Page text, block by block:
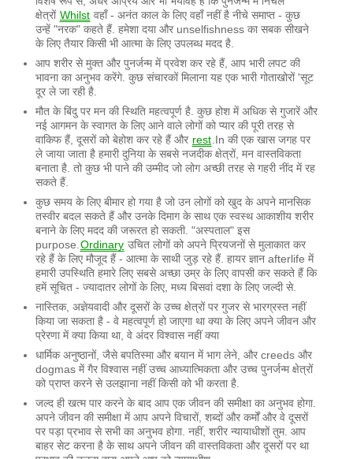
क्षेत्रों Whilst वहाँ - अनंत काल के लिए वहाँ नहीं है नीचे समाप्त - कुछ
उन्हें "नरक" कहते हैं. हमेशा दया और unselfishness का सबक सीखने
के लिए तैयार किसी भी आत्मा के लिए उपलब्ध मदद है.
आप शरीर से मुक्त और पुनर्जन्म में प्रवेश कर रहे हैं, आप भारी लपट की
भावना का अनुभव करेंगे. कुछ संचारकों मिलाना यह एक भारी गोताखोरों 'सूट
दूर ले जा रही है.
मौत के बिंदु पर मन की स्थिति महत्वपूर्ण है. कुछ होश में अधिक से गुजारें और
नई आगमन के स्वागत के लिए आने वाले लोगों को प्यार की पूरी तरह से
वाकिफ हैं, दूसरों को बेहोश कर रहे हैं और rest .In की एक खास जगह पर
ले जाया जाता है हमारी दुनिया के सबसे नजदीक क्षेत्रों, मन वास्तविकता
बनाता है. तो कुछ भी पाने की उम्मीद जो लोग अच्छी तरह से गहरी नींद में रह
सकते हैं.
कुछ समय के लिए बीमार हो गया है जो उन लोगों को खुद के अपने मानसिक
तस्वीर बदल सकते हैं और उनके दिमाग के साथ एक स्वस्थ आकाशीय शरीर
बनाने के लिए मदद की जरूरत हो सकती. "अस्पताल" इस
purpose. Ordinary उचित लोगों को अपने प्रियजनों से मुलाकात कर
रहे हैं के लिए मौजूद हैं - आत्मा के साथी जुड़ रहे हैं. हायर ज्ञान afterlife में
हमारी उपस्थिति हमारे लिए सबसे अच्छा उम्र के लिए वापसी कर सकते हैं कि
हमें सूचित - ज्यादातर लोगों के लिए, मध्य बिसवां दशा के लिए जल्दी से.
नास्तिक, अज्ञेयवादी और दूसरों के उच्च क्षेत्रों पर गुजर से भारग्रस्त नहीं
किया जा सकता है - वे महत्वपूर्ण हो जाएगा था क्या के लिए अपने जीवन और
प्रेरणा में क्या किया था, वे अंदर विश्वास नहीं क्या
धार्मिक अनुष्ठानों, जैसे बपतिस्मा और बयान में भाग लेने, और creeds और
dogmas में गैर विश्वास नहीं उच्च आध्यात्मिकता और उच्च पुनर्जन्म क्षेत्रों
को प्राप्त करने से उलझाना नहीं किसी को भी करता है.
जल्द ही खत्म पार करने के बाद आप एक जीवन की समीक्षा का अनुभव होगा.
अपने जीवन की समीक्षा में आप अपने विचारों, शब्दों और कर्मों और वे दूसरों
पर पड़ा प्रभाव से सभी का अनुभव होगा. नहीं, शरीर न्यायाधीशों तुम. आप
बाहर सेट करना है के साथ अपने जीवन की वास्तविकता और दूसरों पर था